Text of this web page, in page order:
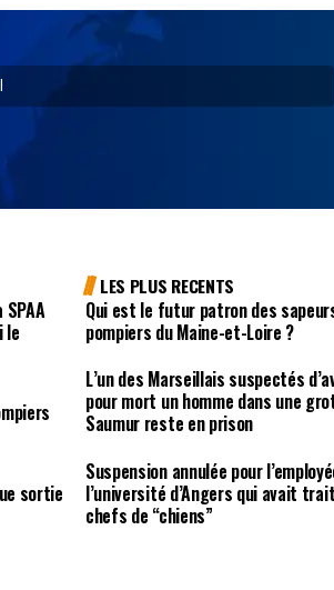
le
sortie
LES PLUS RECENTS
Qui est le futur patron des
pompiers du Maine-et-Loire ?
L’un des Marseillais suspectés
pour mort un homme dans une
Saumur reste en prison
Suspension annulée pour
l’université d’Angers qui avait
chefs de “chiens”